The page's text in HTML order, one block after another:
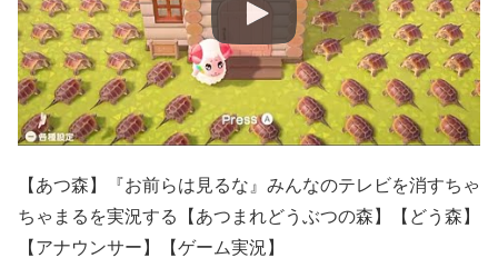
【あつ森】『お前らは見るな』みんなのテレビを消すちゃ
ちゃまるを実況する【あつまれどうぶつの森】【どう森】
【アナウンサー】【ゲーム実況】